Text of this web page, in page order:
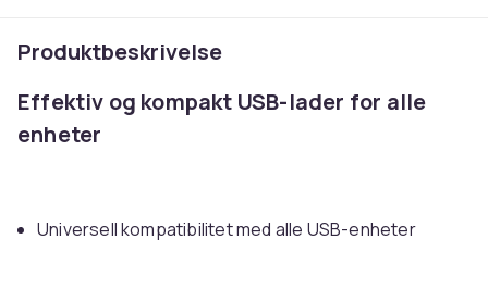
Produktbeskrivelse
Effektiv og kompakt USB-lader for alle
enheter
Universell kompatibilitet med alle USB-enheter